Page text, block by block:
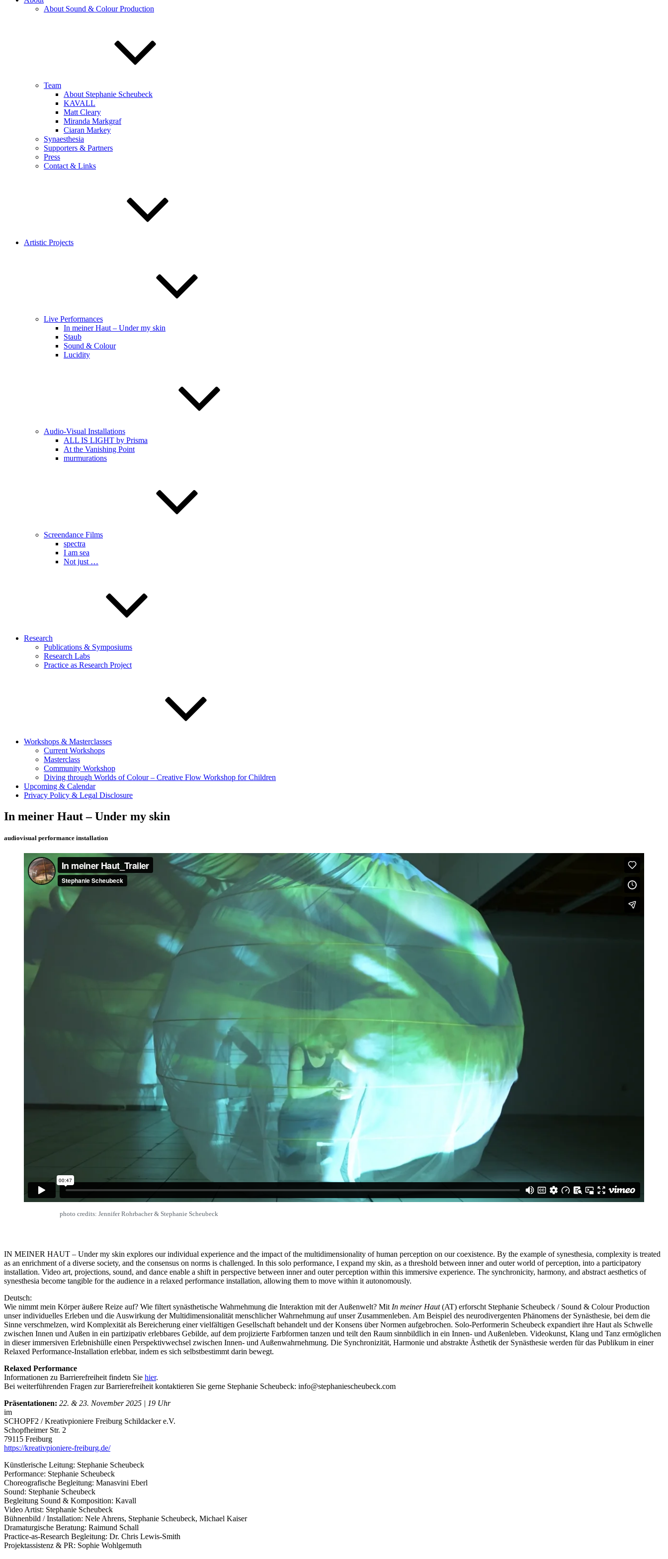
About Sound & Colour Production
Team
About Stephanie Scheubeck
KAVALL
Matt Cleary
Miranda Markgraf
Ciaran Markey
Synaesthesia
Supporters & Partners
Press
Contact & Links
Artistic Projects
Live Performances
In meiner Haut – Under my skin
Staub
Sound & Colour
Lucidity
Audio-Visual Installations
ALL IS LIGHT by Prisma
At the Vanishing Point
murmurations
Screendance Films
spectra
I am sea
Not just …
Research
Publications & Symposiums
Research Labs
Practice as Research Project
Workshops & Masterclasses
Current Workshops
Masterclass
Community Workshop
Diving through Worlds of Colour – Creative Flow Workshop for Children
Upcoming & Calendar
Privacy Policy & Legal Disclosure
In meiner Haut – Under my skin
audiovisual performance installation
photo credits: Jennifer Rohrbacher & Stephanie Scheubeck
IN MEINER HAUT – Under my skin explores our individual experience and the impact of the multidimensionality of human perception on our coexistence. By the example of synesthesia, complexity is treated
as an enrichment of a diverse society, and the consensus on norms is challenged. In this solo performance, I expand my skin, as a threshold between inner and outer world of perception, into a participatory
installation. Video art, projections, sound, and dance enable a shift in perspective between inner and outer perception within this immersive experience. The synchronicity, harmony, and abstract aesthetics of
synesthesia become tangible for the audience in a relaxed performance installation, allowing them to move within it autonomously.
Deutsch:
Wie nimmt mein Körper äußere Reize auf? Wie filtert synästhetische Wahrnehmung die Interaktion mit der Außenwelt? Mit In meiner Haut(AT) erforscht Stephanie Scheubeck / Sound & Colour Production
unser individuelles Erleben und die Auswirkung der Multidimensionalität menschlicher Wahrnehmung auf unser Zusammenleben. Am Beispiel des neurodivergenten Phänomens der Synästhesie, bei dem die
Sinne verschmelzen, wird Komplexität als Bereicherung einer vielfältigen Gesellschaft behandelt und der Konsens über Normen aufgebrochen. Solo-Performerin Scheubeck expandiert ihre Haut als Schwelle
zwischen Innen und Außen in ein partizipativ erlebbares Gebilde, auf dem projizierte Farbformen tanzen und teilt den Raum sinnbildlich in ein Innen- und Außenleben. Videokunst, Klang und Tanz ermöglichen
in dieser immersiven Erlebnishülle einen Perspektivwechsel zwischen Innen- und Außenwahrnehmung. Die Synchronizität, Harmonie und abstrakte Ästhetik der Synästhesie werden für das Publikum in einer
Relaxed Performance-Installation erlebbar, indem es sich selbstbestimmt darin bewegt.
Relaxed Performance
Informationen zu Barrierefreiheit findetn Sie hier.
Bei weiterführenden Fragen zur Barrierefreiheit kontaktieren Sie gerne Stephanie Scheubeck: info@stephaniescheubeck.com
Präsentationen: 22. & 23. November 2025 | 19 Uhr
im
SCHOPF2 / Kreativpioniere Freiburg Schildacker e.V.
Schopfheimer Str. 2
79115 Freiburg
https://kreativpioniere-freiburg.de/
Künstlerische Leitung: Stephanie Scheubeck
Performance: Stephanie Scheubeck
Choreografische Begleitung: Manasvini Eberl
Sound: Stephanie Scheubeck
Begleitung Sound & Komposition: Kavall
Video Artist: Stephanie Scheubeck
Bühnenbild / Installation: Nele Ahrens, Stephanie Scheubeck, Michael Kaiser
Dramaturgische Beratung: Raimund Schall
Practice-as-Research Begleitung: Dr. Chris Lewis-Smith
Projektassistenz & PR: Sophie Wohlgemuth